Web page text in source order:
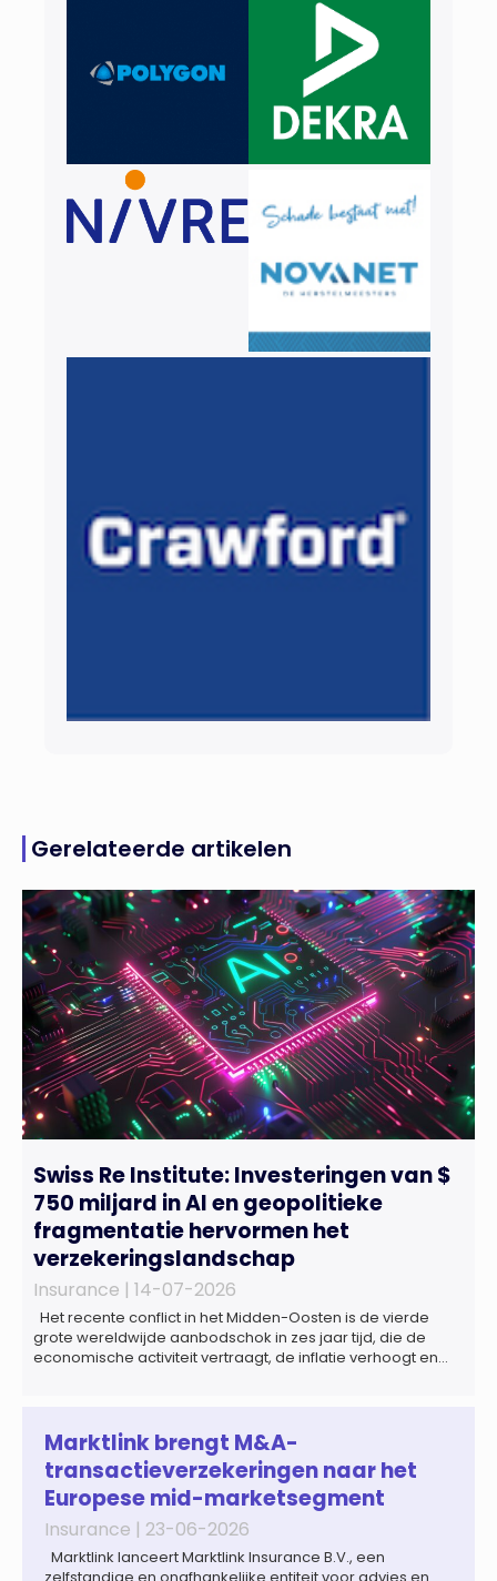
Gerelateerde artikelen
Swiss Re Institute: Investeringen van $
750 miljard in AI en geopolitieke
fragmentatie hervormen het
verzekeringslandschap
Insurance | 14-07-2026
Het recente conflict in het Midden-Oosten is de vierde
grote wereldwijde aanbodschok in zes jaar tijd, die de
economische activiteit vertraagt, de inflatie verhoogt en
wereldwijd naar verwachting afnemen tot 1,3% in reële
termen in […]
Marktlink brengt M&A-
transactieverzekeringen naar het
Europese mid-marketsegment
Insurance | 23-06-2026
Marktlink lanceert Marktlink Insurance B.V., een